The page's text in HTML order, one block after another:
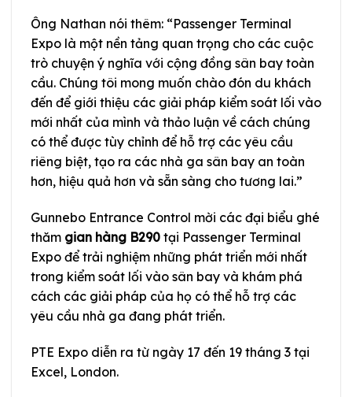
Ông Nathan nói thêm: “Passenger Terminal
Expo là một nền tảng quan trọng cho các cuộc
trò chuyện ý nghĩa với cộng đồng sân bay toàn
cầu. Chúng tôi mong muốn chào đón du khách
đến để giới thiệu các giải pháp kiểm soát lối vào
mới nhất của mình và thảo luận về cách chúng
có thể được tùy chỉnh để hỗ trợ các yêu cầu
riêng biệt, tạo ra các nhà ga sân bay an toàn
hơn, hiệu quả hơn và sẵn sàng cho tương lai.”
Gunnebo Entrance Control mời các đại biểu ghé
thăm gian hàng B290 tại Passenger Terminal
Expo để trải nghiệm những phát triển mới nhất
trong kiểm soát lối vào sân bay và khám phá
cách các giải pháp của họ có thể hỗ trợ các
yêu cầu nhà ga đang phát triển.
PTE Expo diễn ra từ ngày 17 đến 19 tháng 3 tại
Excel, London.